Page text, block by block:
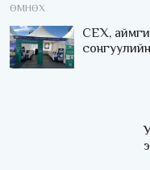
ӨМНӨХ
СЕХ,